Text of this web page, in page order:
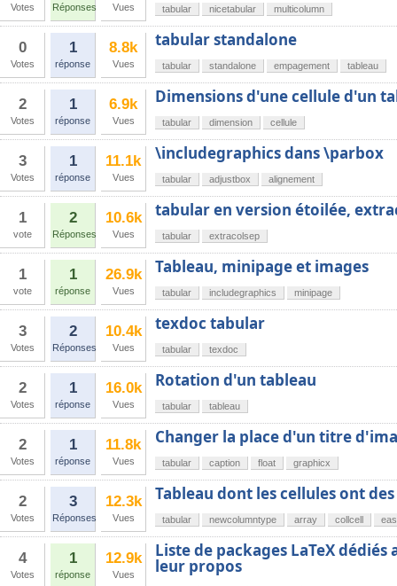
Votes Réponses Vues tabular nicetabular multicolumn
0
Votes
1
réponse
8.8k
Vues
tabular standalone
tabular standalone empagement tableau
2
Votes
1
réponse
6.9k
Vues
Dimensions d'une cellule d'un
tabular dimension cellule
3
Votes
1
réponse
11.1k
Vues
\includegraphics dans \parbox
tabular adjustbox alignement
1
vote
2
Réponses
10.6k
Vues
tabular en version étoilée,
tabular extracolsep
1
vote
1
réponse
26.9k
Vues
Tableau, minipage et images
tabular includegraphics minipage
3
Votes
2
Réponses
10.4k
Vues
texdoc tabular
tabular texdoc
2
Votes
1
réponse
16.0k
Vues
Rotation d'un tableau
tabular tableau
2
Votes
1
réponse
11.8k
Vues
Changer la place d'un titre
tabular caption float graphicx
2
Votes
3
Réponses
12.3k
Vues
Tableau dont les cellules ont
tabular newcolumntype array collcell
4
Votes
1
réponse
12.9k
Vues
Liste de packages LaTeX
leur propos